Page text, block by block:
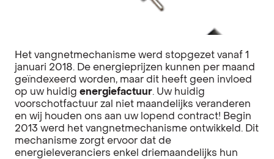
Het vangnetmechanisme werd stopgezet vanaf 1
januari 2018. De energieprijzen kunnen per maand
geïndexeerd worden, maar dit heeft geen invloed
op uw huidig energiefactuur. Uw huidig
voorschotfactuur zal niet maandelijks veranderen
en wij houden ons aan uw lopend contract! Begin
2013 werd het vangnetmechanisme ontwikkeld. Dit
mechanisme zorgt ervoor dat de
energieleveranciers enkel driemaandelijks hun